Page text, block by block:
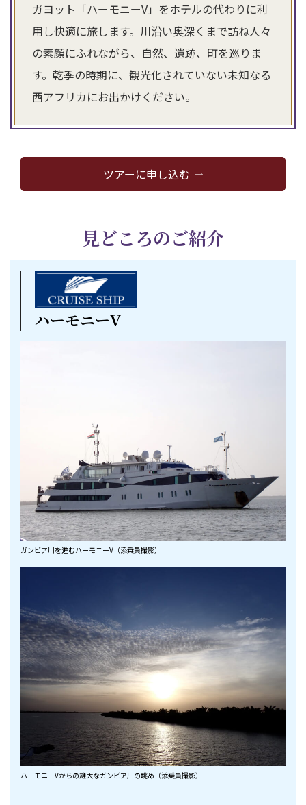
ガヨット「ハーモニーV」をホテルの代わりに利
用し快適に旅します。川沿い奥深くまで訪ね人々
の素顔にふれながら、自然、遺跡、町を巡りま
す。乾季の時期に、観光化されていない未知なる
西アフリカにお出かけください。
ツアーに申し込む
見どころのご紹介
ハーモニーV
ガンビア川を進むハーモニーV（添乗員撮影）
ハーモニーVからの雄大なガンビア川の眺め（添乗員撮影）